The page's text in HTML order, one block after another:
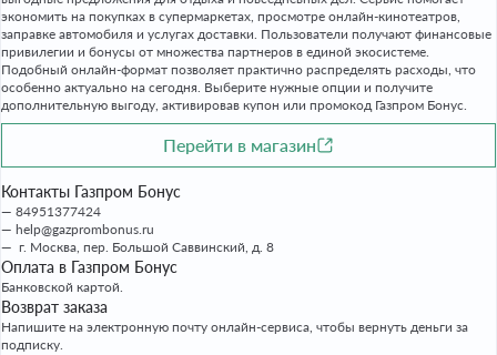
экономить на покупках в супермаркетах, просмотре онлайн-кинотеатров,
заправке автомобиля и услугах доставки. Пользователи получают финансовые
привилегии и бонусы от множества партнеров в единой экосистеме.
Подобный онлайн-формат позволяет практично распределять расходы, что
особенно актуально на сегодня. Выберите нужные опции и получите
дополнительную выгоду, активировав купон или промокод Газпром Бонус.
Перейти в магазин
Контакты Газпром Бонус
84951377424
help@gazprombonus.ru
г. Москва, пер. Большой Саввинский, д. 8
Оплата в Газпром Бонус
Банковской картой.
Возврат заказа
Напишите на электронную почту онлайн-сервиса, чтобы вернуть деньги за
подписку.